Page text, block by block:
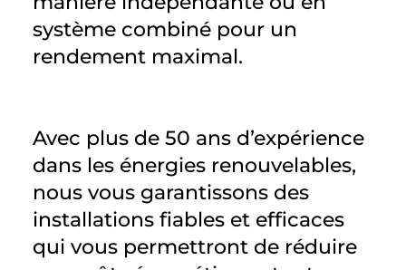
système combiné pour un
rendement maximal.
Avec plus de 50 ans d’expérience
dans les énergies renouvelables,
nous vous garantissons des
installations fiables et efficaces
qui vous permettront de réduire